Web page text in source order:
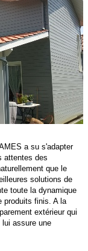
a su s'adapter
attentes des
que le
solutions de
toute la dynamique
produits finis. A la
extérieur qui
lui assure une